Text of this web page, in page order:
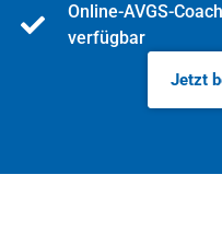
Online-AVGS-
verfügbar
Jetzt